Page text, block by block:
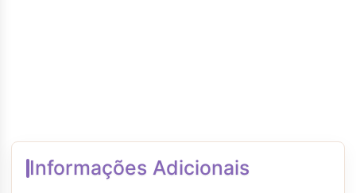
Informações Adicionais